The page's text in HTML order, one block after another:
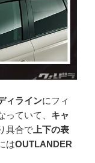
ィラインにフィ
っていて、 キャ
具合で 上下の表
はOUTLANDER